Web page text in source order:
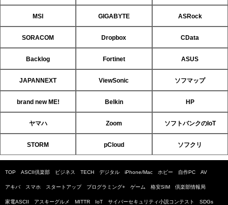
MSI GIGABYTE ASRock
SORACOM Dropbox CData
Backlog Fortinet ASUS
JAPANNEXT ViewSonic ソフマップ
brand new ME! Belkin HP
ヤマハ Zoom ソフトバンクのIoT
STORM pCloud ソフクリ
TOP ASCII倶楽部 ビジネス TECH デジタル iPhone/Mac ホビー 自作PC AV
アキバ スマホ スタートアップ プログラミング+ ゲーム 格安SIM 倶楽部情報局
家電ASCII アスキーグルメ MITTR IoT サイバーセキュリティ小説コンテスト SDGs